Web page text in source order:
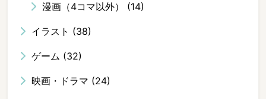
漫画（4コマ以外） (14)
イラスト (38)
ゲーム (32)
映画・ドラマ (24)